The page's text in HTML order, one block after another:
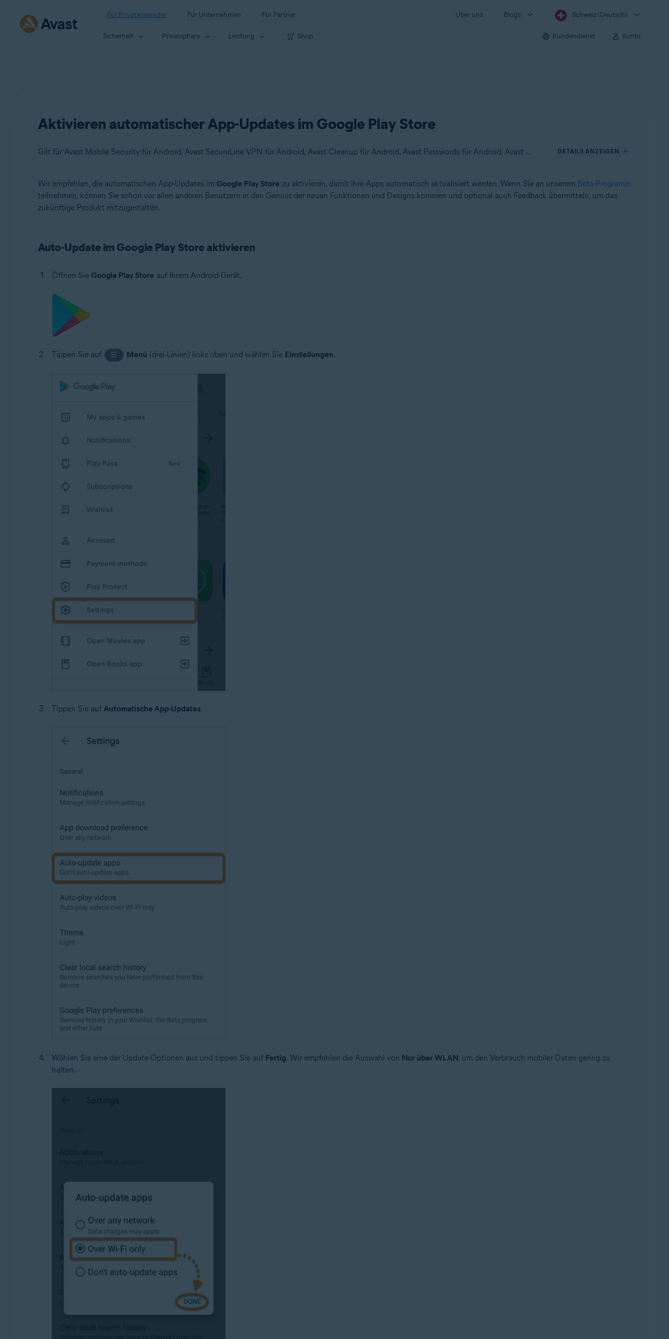
Für Privatanwender Für Unternehmen Für Partner Über uns Blogs Schweiz (Deutsch)
Sicherheit Privatsphäre Leistung Shop Kundendienst Konto
Aktivieren automatischer App-Updates im Google Play Store
Gilt für Avast Mobile Security für Android, Avast SecureLine VPN für Android, Avast Cleanup für Android, Avast Passwords für Android, Avast Battery Saver für Android DETAILS ANZEIGEN
Produkte:
Avast Mobile Security 6.x für Android
Avast Passwords 1.x für Android
Avast Battery Saver 2.x für Android
Betriebssysteme:
Google Android 5.0 (Lollipop, API 21) oder höher; die genaue Version hängt vom Produkt ab
Wir empfehlen, die automatischen App-Updates im Google Play Store zu aktivieren, damit Ihre Apps automatisch aktualisiert werden. Wenn Sie an unserem Beta-Programm
teilnehmen, können Sie schon vor allen anderen Benutzern in den Genuss der neuen Funktionen und Designs kommen und optional auch Feedback übermitteln, um das
zukünftige Produkt mitzugestalten.
Auto-Update im Google Play Store aktivieren
Öffnen Sie Google Play Store auf Ihrem Android-Gerät.
Tippen Sie auf ☰ Menü (drei Linien) links oben und wählen Sie Einstellungen.
Tippen Sie auf Automatische App-Updates.
Wählen Sie eine der Update-Optionen aus und tippen Sie auf Fertig. Wir empfehlen die Auswahl von Nur über WLAN, um den Verbrauch mobiler Daten gering zu
halten.